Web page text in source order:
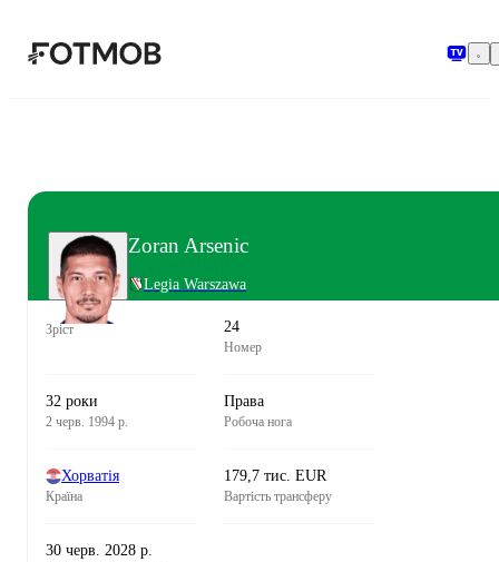
Zoran Arsenic
Legia Warszawa
Зріст 24
Номер
32 роки
2 черв. 1994 р.
Права
Робоча нога
Хорватія
Країна
179,7 тис. EUR
Вартість трансферу
30 черв. 2028 р.